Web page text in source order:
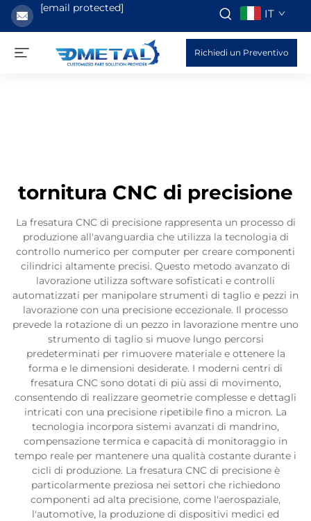
[email protected] IT
Richiedi un Preventivo
tornitura CNC di precisione
La fresatura CNC di precisione rappresenta un processo di
produzione all'avanguardia che utilizza la tecnologia di
controllo numerico per computer per creare componenti
cilindrici altamente precisi. Questo metodo avanzato di
lavorazione utilizza software sofisticati e controlli
automatizzati per manipolare strumenti di taglio e pezzi in
lavorazione con una precisione eccezionale. Il processo
prevede la rotazione di un pezzo in lavorazione mentre uno
strumento di taglio si muove lungo percorsi
predeterminati per rimuovere materiale e ottenere la
forma e le dimensioni desiderate. I moderni centri di
fresatura CNC sono dotati di più assi di movimento,
consentendo di realizzare geometrie complesse e dettagli
intricati con una precisione ripetibile fino a micron. La
tecnologia incorpora sistemi avanzati di mandrino,
compensazione termica e capacità di monitoraggio in
tempo reale per mantenere una qualità costante durante i
cicli di produzione. La fresatura CNC di precisione è
particolarmente preziosa nei settori che richiedono
componenti ad alta precisione, come l'aerospaziale,
l'automotive, la produzione di dispositivi medici ed